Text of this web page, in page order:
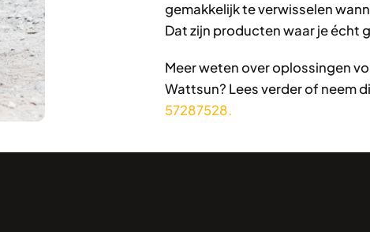
gemakkelijk te verwisselen
Dat zijn producten waar je écht
Meer weten over oplossingen
Wattsun? Lees verder of neem
57287528.